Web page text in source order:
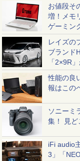
お値段そ
増！メモ
ゲーミン
レイズの
ブランド
「2×9R
性能の良
報はこの
ソニーミ
集！ 見ど
iFi audio
3」「